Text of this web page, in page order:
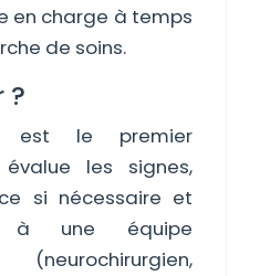
en charge à temps
de soins.
?
est le premier
les signes,
si nécessaire et
à une équipe